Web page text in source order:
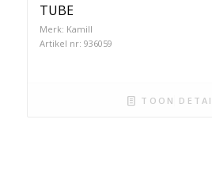
TUBE
Merk: Kamill
Artikel nr: 936059
TOON